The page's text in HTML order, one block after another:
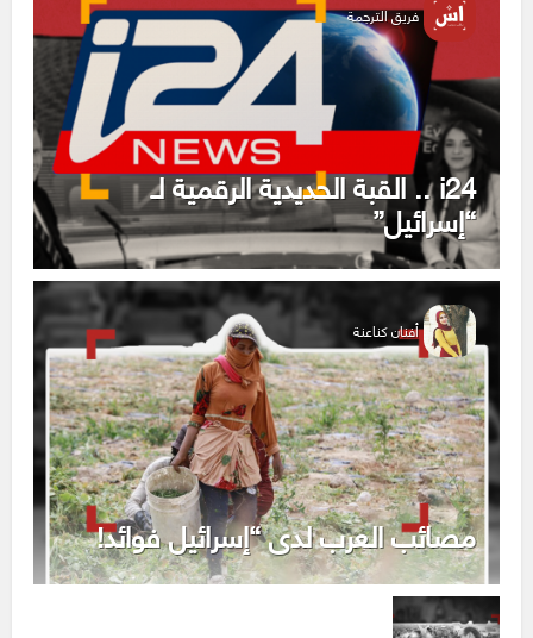
فريق الترجمة
i24 .. القبة الحديدية الرقمية لـ
“إسرائيل”
أفنان كناعنة
مصائب العرب لدى “إسرائيل فوائد!